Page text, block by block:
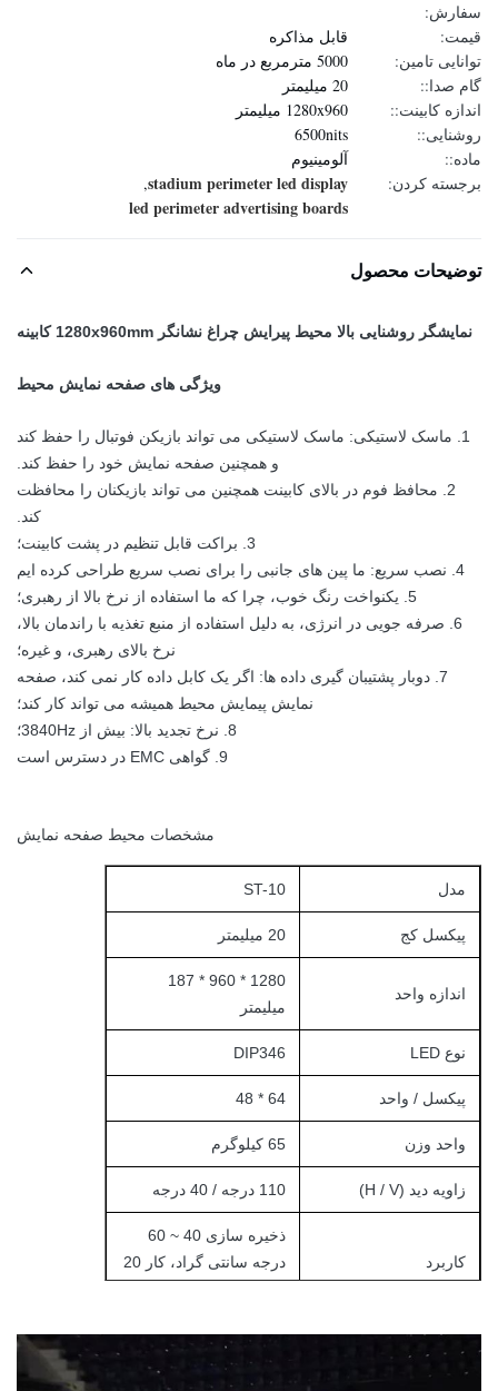
سفارش:
قیمت:
قابل مذاکره
توانایی تامین:
5000 مترمربع در ماه
گام صدا::
20 میلیمتر
اندازه کابینت::
1280x960 میلیمتر
روشنایی::
6500nits
ماده::
آلومینیوم
برجسته کردن:
stadium perimeter led display
,
led perimeter advertising boards
توضیحات محصول
نمایشگر روشنایی بالا محیط پیرایش چراغ نشانگر 1280x960mm کابینه
ویژگی های صفحه نمایش محیط
1. ماسک لاستیکی: ماسک لاستیکی می تواند بازیکن فوتبال را حفظ کند
و همچنین صفحه نمایش خود را حفظ کند.
2. محافظ فوم در بالای کابینت همچنین می تواند بازیکنان را محافظت
کند.
3. براکت قابل تنظیم در پشت کابینت؛
4. نصب سریع: ما پین های جانبی را برای نصب سریع طراحی کرده ایم
5. یکنواخت رنگ خوب، چرا که ما استفاده از نرخ بالا از رهبری؛
6. صرفه جویی در انرژی، به دلیل استفاده از منبع تغذیه با راندمان بالا،
نرخ بالای رهبری، و غیره؛
7. دوبار پشتیبان گیری داده ها: اگر یک کابل داده کار نمی کند، صفحه
نمایش پیمایش محیط همیشه می تواند کار کند؛
8. نرخ تجدید بالا: بیش از 3840Hz؛
9. گواهی EMC در دسترس است
مشخصات محیط صفحه نمایش
مدل ST-10
پیکسل کج 20 میلیمتر
اندازه واحد
1280 * 960 * 187
میلیمتر
نوع LED DIP346
پیکسل / واحد 64 * 48
واحد وزن 65 کیلوگرم
زاویه دید (H / V) 110 درجه / 40 درجه
کاربرد
ذخیره سازی 40 ~ 60
درجه سانتی گراد، کار 20
سطح حفاظت (جلو /
عقب)
IP65 / IP54